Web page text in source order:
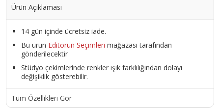
Ürün Açıklaması
14 gün içinde ücretsiz iade.
Bu ürün Editörün Seçimleri mağazası tarafından
gönderilecektir
Stüdyo çekimlerinde renkler ışık farklılığından dolayı
değişiklik gösterebilir.
Tüm Özellikleri Gör